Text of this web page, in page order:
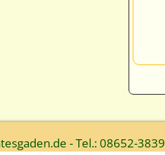
- Tel.: 08652-3839